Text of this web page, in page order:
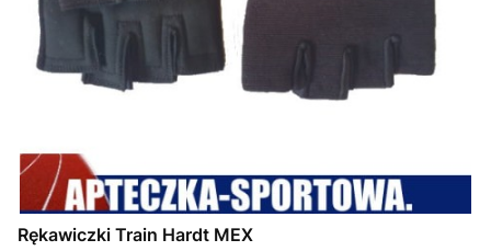
Rękawiczki Train Hardt MEX